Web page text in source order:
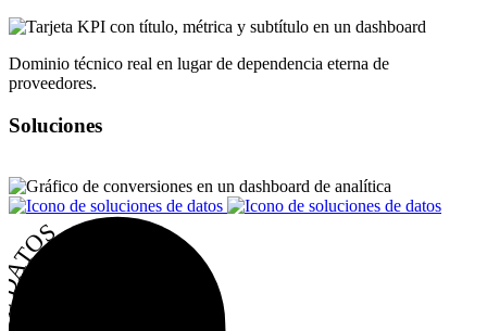
Dominio técnico real en lugar de dependencia eterna de
proveedores.
Soluciones